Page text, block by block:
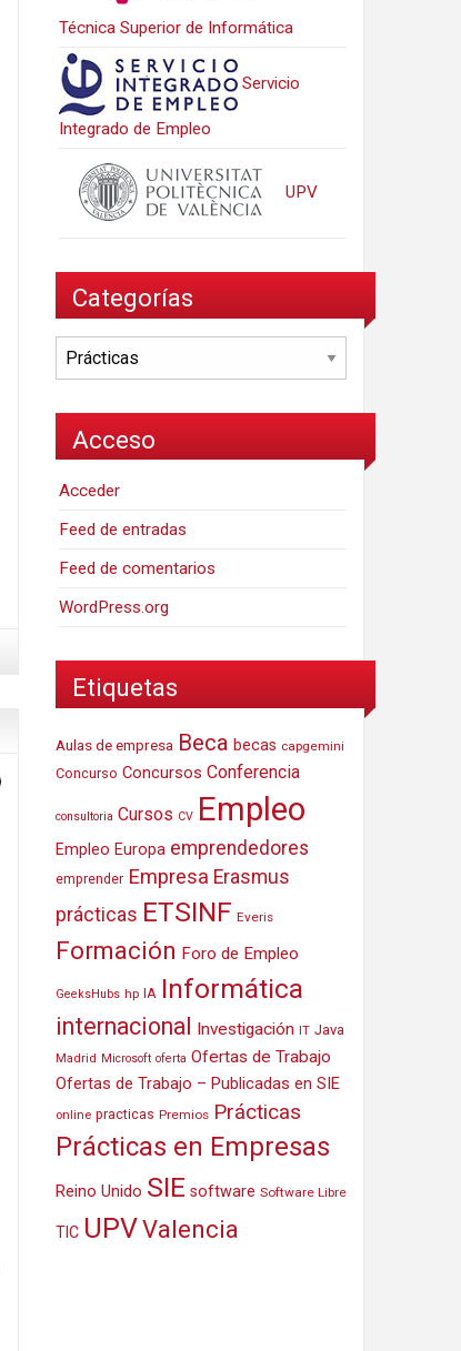
Técnica Superior de Informática
Servicio
Integrado de Empleo
UPV
Categorías
Categorías
Acceso
Acceder
Feed de entradas
Feed de comentarios
WordPress.org
Etiquetas
Aulas de empresa Beca becas capgemini
Concurso Concursos Conferencia
consultoria Cursos CV Empleo
Empleo Europa emprendedores
emprender Empresa Erasmus
prácticas ETSINF Everis
Formación Foro de Empleo
GeeksHubs hp IA Informática
internacional Investigación IT Java
Madrid Microsoft oferta Ofertas de Trabajo
Ofertas de Trabajo – Publicadas en SIE
online practicas Premios Prácticas
Prácticas en Empresas
Reino Unido SIE software Software Libre
TIC UPVValencia